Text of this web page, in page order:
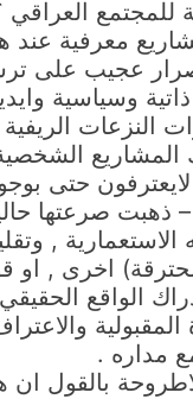
للمجتمع
معرفية عند
عجيب على
ذاتية وسياسية
النزعات
لايعترفون حتى
ذهبت صرعتها
الاستعمارية ,
اخرى ,
الواقع
مداره .
بالقول ان